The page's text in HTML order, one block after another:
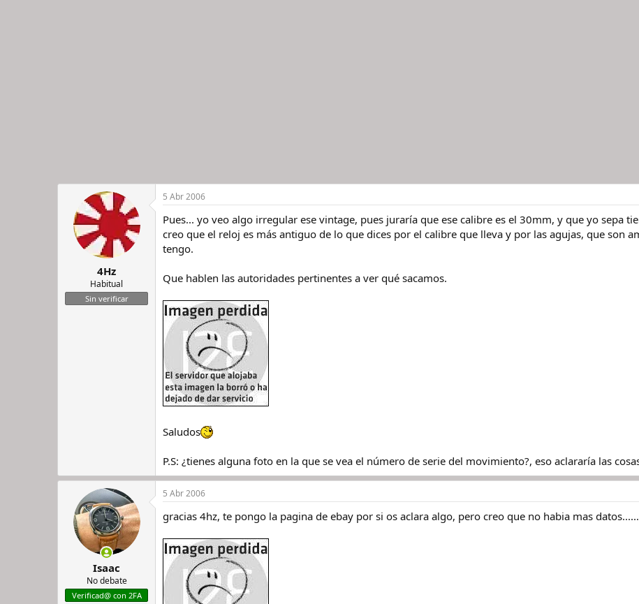
4Hz
Habitual
Sin verificar
5 Abr 2006
Pues... yo veo algo irregular ese vintage, pues juraría que ese calibre es el 30mm, y que yo sepa
creo que el reloj es más antiguo de lo que dices por el calibre que lleva y por las agujas, que son
tengo.
Que hablen las autoridades pertinentes a ver qué sacamos.
Saludos
P.S: ¿tienes alguna foto en la que se vea el número de serie del movimiento?, eso aclararía las
Isaac
No debate
Verificad@ con 2FA
5 Abr 2006
gracias 4hz, te pongo la pagina de ebay por si os aclara algo, pero creo que no habia mas